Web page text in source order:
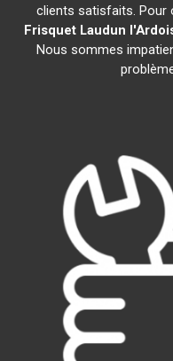
clients satisfaits. Pour
Frisquet Laudun
Nous sommes